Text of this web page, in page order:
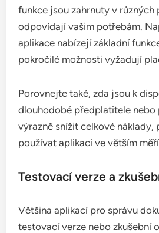
funkce jsou zahrnuty v různých
odpovídají vašim potřebám.
aplikace nabízejí základní
pokročilé možnosti vyžadují
Porovnejte také, zda jsou k
dlouhodobé předplatitele nebo
výrazně snížit celkové náklady,
používat aplikaci ve větším
Testovací verze a
Většina aplikací pro správu
testovací verze nebo zkušební